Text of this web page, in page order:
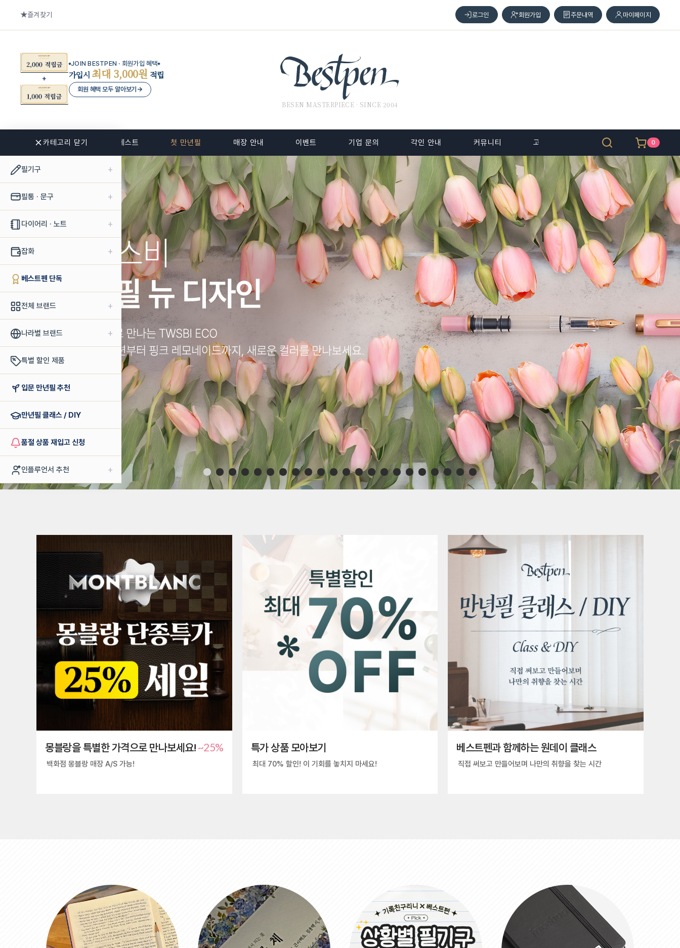
즐겨찾기
JOIN BESTPEN · 회원가입 혜택
가입시 최대 3,000원 적립
회원 혜택 모두 알아보기 →
로그인 회원가입 주문내역 마이페이지
BESEN MASTERPIECE · SINCE 2004
카테고리 닫기
필기구 +
필통 · 문구 +
다이어리 · 노트 +
잡화 +
베스트펜 단독
전체 브랜드 +
나라별 브랜드 +
특별 할인 제품
입문 만년필 추천
만년필 클래스 / DIY
품절 상품 재입고 신청
인플루언서 추천 +
신상품 베스트 첫 만년필 매장 안내 이벤트 기업 문의 각인 안내 커뮤니티 고객 센터 0
몽블랑을 특별한 가격으로 만나보세요! ~25%
백화점 몽블랑 매장 A/S 가능!
특가 상품 모아보기
최대 70% 할인! 이 기회를 놓치지 마세요!
베스트펜과 함께하는 원데이 클래스
직접 써보고 만들어보며 나만의 취향을 찾는 시간